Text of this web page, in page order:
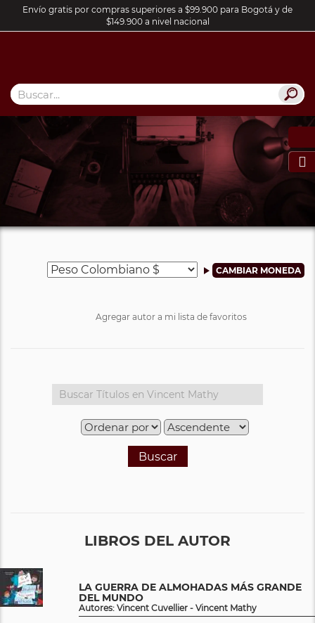
Envío gratis por compras superiores a $99.900 para Bogotá y de
$149.900 a nivel nacional

Agregar autor a mi lista de favoritos
Buscar
LIBROS DEL AUTOR
LA GUERRA DE ALMOHADAS MÁS GRANDE
DEL MUNDO
Autores: Vincent Cuvellier - Vincent Mathy